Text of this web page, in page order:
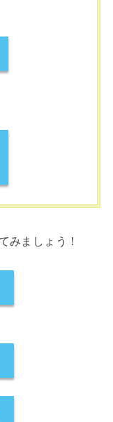
みましょう！